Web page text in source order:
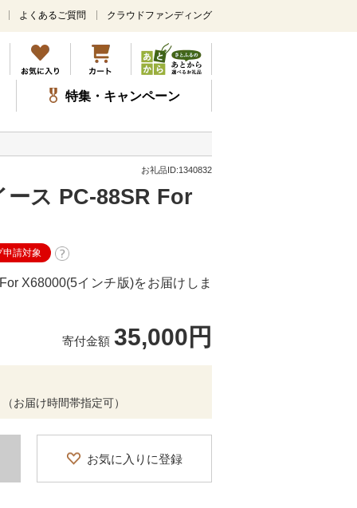
メ
ン
コ
ン
テ
ツ
ッ
よくあるご質問 クラウドファンディング
特集・キャンペーン
お礼品ID:1340832
ス PC-88SR For
申請対象
X68000(5インチ版)をお届けしま
寄付金額 35,000円
お届け時間帯指定可）
お気に入りに登録